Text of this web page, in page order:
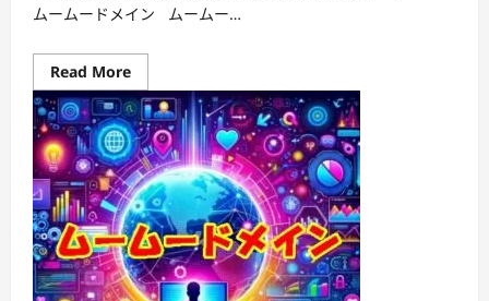
ムームードメイン ムームー…
Read MoreRead
more
about
安
全
で
簡
単！
ム
ー
ム
ー
ド
メ
イ